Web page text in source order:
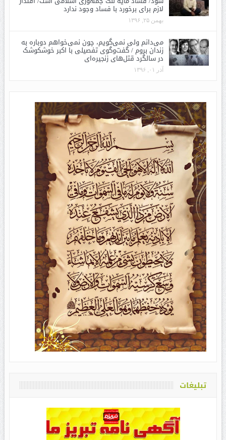
لازم برای برخورد با فساد وجود ندارد
بهمن ۲۵, ۱۳۹۶
می‌دانم ولی نمی‌گویم، چون نمی‌خواهم دوباره به
زندان بروم / گفت‌وگوی تفصیلی با اکبر خوشکوشک
در سالگرد قتل‌های زنجیره‌ای
آذر ۰۱, ۱۳۹۶
تبلیغات